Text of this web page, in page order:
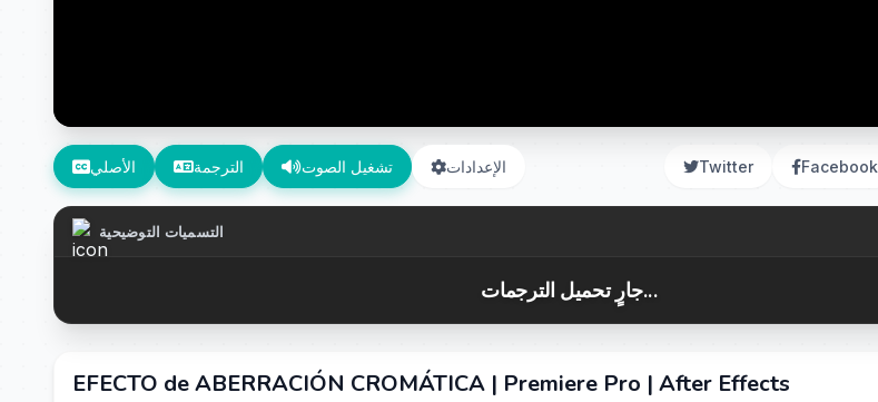
الأصلي الترجمة تشغيل الصوت الإعدادات Twitter Facebook
التسميات التوضيحية
جارٍ تحميل الترجمات...
EFECTO de ABERRACIÓN CROMÁTICA | Premiere Pro | After Effects